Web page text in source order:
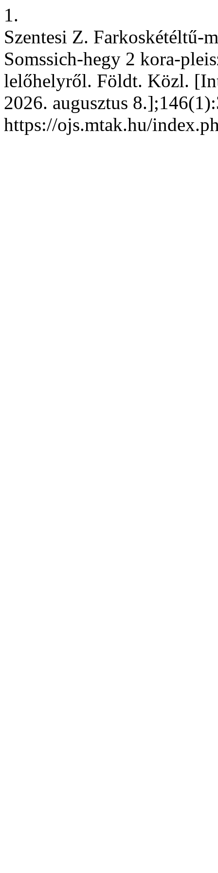
1.
Szentesi Z. Farkoskétéltű-
Somssich-hegy 2 kora-
lelőhelyről. Földt. Közl.
2026. augusztus
https://ojs.mtak.hu/